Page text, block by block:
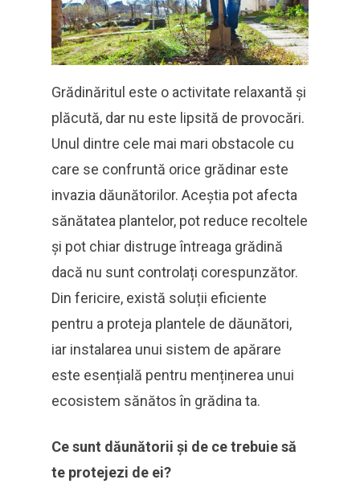
Grădinăritul este o activitate relaxantă și
plăcută, dar nu este lipsită de provocări.
Unul dintre cele mai mari obstacole cu
care se confruntă orice grădinar este
invazia dăunătorilor. Aceștia pot afecta
sănătatea plantelor, pot reduce recoltele
și pot chiar distruge întreaga grădină
dacă nu sunt controlați corespunzător.
Din fericire, există soluții eficiente
pentru a proteja plantele de dăunători,
iar instalarea unui sistem de apărare
este esențială pentru menținerea unui
ecosistem sănătos în grădina ta.
Ce sunt dăunătorii și de ce trebuie să
te protejezi de ei?